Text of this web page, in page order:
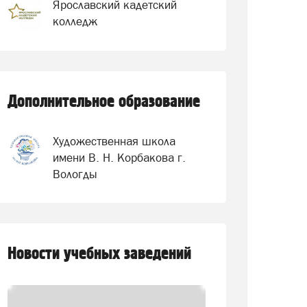
Ярославский кадетский
колледж
Дополнительное образование
Художественная школа
имени В. Н. Корбакова г.
Вологды
Новости учебных заведений